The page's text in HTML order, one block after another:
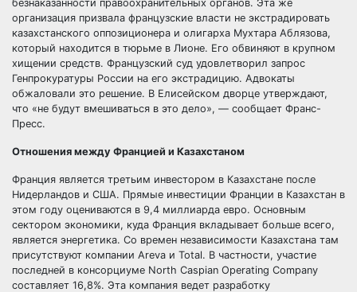
безнаказанности правоохранительных органов. Эта же
организация призвала французские власти не экстрадировать
казахстанского оппозиционера и олигарха Мухтара Аблязова,
который находится в тюрьме в Лионе. Его обвиняют в крупном
хищении средств. Французский суд удовлетворил запрос
Генпрокуратуры России на его экстрадицию. Адвокаты
обжаловали это решение. В Елисейском дворце утверждают,
что «не будут вмешиваться в это дело», — сообщает Франс-
Пресс.
Отношения между Францией и Казахстаном
Франция является третьим инвестором в Казахстане после
Нидерландов и США. Прямые инвестиции Франции в Казахстан в
этом году оцениваются в 9,4 миллиарда евро. Основным
сектором экономики, куда Франция вкладывает больше всего,
является энергетика. Со времен независимости Казахстана там
присутствуют компании Areva и Total. В частности, участие
последней в консорциуме North Caspian Operating Company
составляет 16,8%. Эта компания ведет разработку